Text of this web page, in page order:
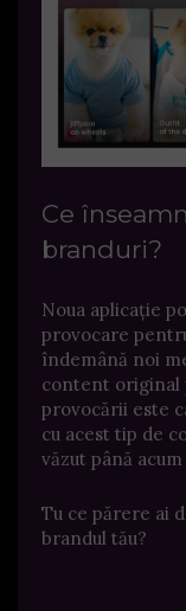
Ce
branduri?
Noua aplicație
provocare
îndemână noi
content original
provocării este
cu acest tip de
văzut până
Tu ce părere ai
brandul tău?